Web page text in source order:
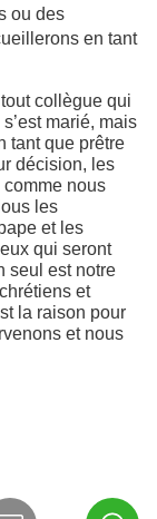
ou des
en tant
collègue qui
marié, mais
tant que prêtre
décision, les
nous
les
et les
qui seront
seul est notre
et
la raison pour
et nous